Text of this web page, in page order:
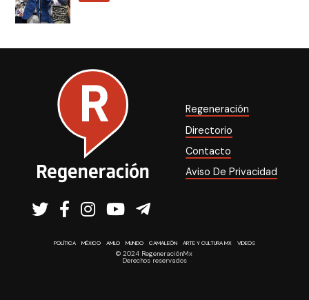
Regeneración
Directorio
Contacto
Aviso De Privacidad
POLÍTICA MÉXICO AMLO MUNDO CAMALEÓN ARTE Y CULTURA MX VIDEOS
© 2024 RegeneraciónMx
Derechos reservados